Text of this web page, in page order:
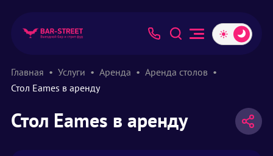
Главная Услуги Аренда
Аренда столов
Стол Eames в аренду
Стол Eames в аренду